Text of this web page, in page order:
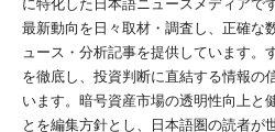
に特化した日本語ニュースメディアで
最新動向を日々取材・調査し、正確な
ュース・分析記事を提供しています。
を徹底し、投資判断に直結する情報の
います。暗号資産市場の透明性向上と
とを編集方針とし、日本語圏の読者が